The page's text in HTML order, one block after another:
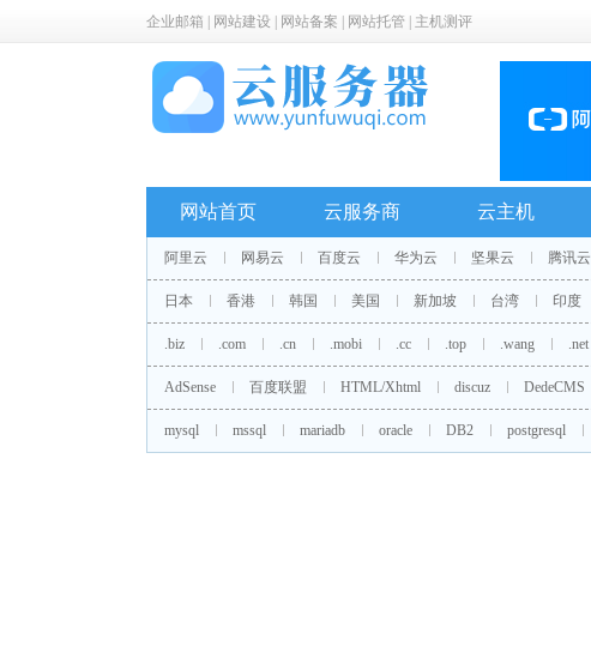
企业邮箱 网站建设 网站备案 网站托管 主机测评
网站首页 云服务商 云主机
阿里云 网易云 百度云 华为云 坚果云 腾讯云
日本 香港 韩国 美国 新加坡 台湾 印度
.biz .com .cn .mobi .cc .top .wang .net
AdSense 百度联盟 HTML/Xhtml discuz DedeCMS
mysql mssql mariadb oracle DB2 postgresql